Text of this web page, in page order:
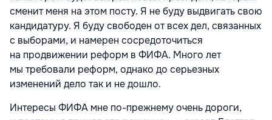
сменит меня на этом посту. Я не буду выдвигать свою
кандидатуру. Я буду свободен от всех дел, связанных
с выборами, и намерен сосредоточиться
на продвижении реформ в ФИФА. Много лет
мы требовали реформ, однако до серьезных
изменений дело так и не дошло.
Интересы ФИФА мне по-прежнему очень дороги,